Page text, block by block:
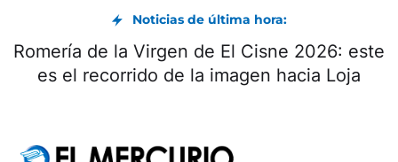
Noticias de última hora:
Romería de la Virgen de El Cisne 2026: este
es el recorrido de la imagen hacia Loja